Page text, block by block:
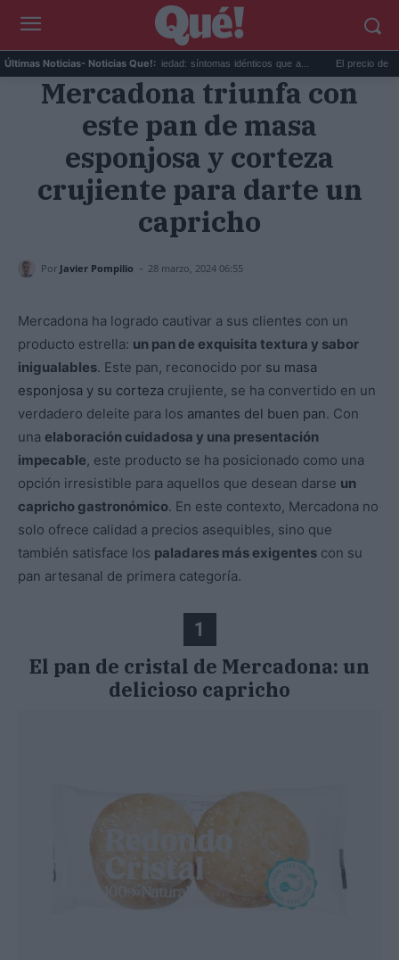
Últimas Noticias- Noticias Que!:
Calor extremo y ansiedad: síntomas idénticos que a... El precio de la
Mercadona triunfa con
este pan de masa
esponjosa y corteza
crujiente para darte un
capricho
Por Javier Pompilio - 28 marzo, 2024 06:55
Mercadona ha logrado cautivar a sus clientes con un
producto estrella: un pan de exquisita textura y sabor
inigualables. Este pan, reconocido por su masa
esponjosa y su corteza crujiente, se ha convertido en un
verdadero deleite para los amantes del buen pan. Con
una elaboración cuidadosa y una presentación
impecable, este producto se ha posicionado como una
opción irresistible para aquellos que desean darse un
capricho gastronómico. En este contexto, Mercadona no
solo ofrece calidad a precios asequibles, sino que
también satisface los paladares más exigentes con su
pan artesanal de primera categoría.
1
El pan de cristal de Mercadona: un
delicioso capricho